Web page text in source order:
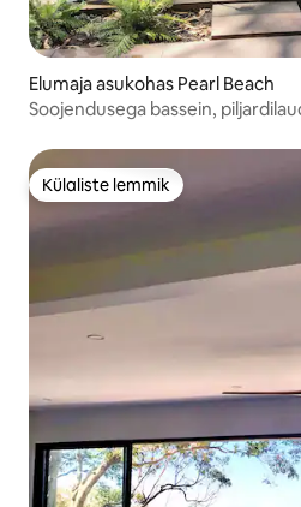
Elumaja asukohas Pearl Beach
Soojendusega bassein,
Külaliste lemmik
Külaliste lemmik